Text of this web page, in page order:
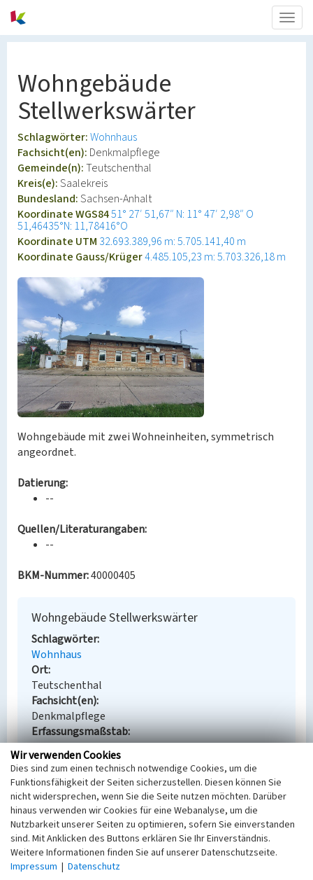
Wohngebäude
Stellwerkswärter
Schlagwörter:Wohnhaus
Fachsicht(en): Denkmalpflege
Gemeinde(n):Teutschenthal
Kreis(e):Saalekreis
Bundesland:Sachsen-Anhalt
Koordinate WGS8451° 27′ 51,67″ N: 11° 47′ 2,98″ O
51,46435°N: 11,78416°O
Koordinate UTM 32.693.389,96 m: 5.705.141,40 m
Koordinate Gauss/Krüger4.485.105,23 m: 5.703.326,18 m
Wohngebäude mit zwei Wohneinheiten, symmetrisch
angeordnet.
Datierung:
--
Quellen/Literaturangaben:
--
BKM-Nummer:40000405
Wohngebäude Stellwerkswärter
Schlagwörter
Wohnhaus
Ort
Teutschenthal
Fachsicht(en)
Denkmalpflege
Erfassungsmaßstab
Keine Angabe
Erfassungsmethode
Übernahme aus externer Fachdatenbank
Empfohlene Zitierweise
Urheberrechtlicher Hinweis
Wir verwenden Cookies
Dies sind zum einen technisch notwendige Cookies, um die
Funktionsfähigkeit der Seiten sicherzustellen. Diesen können Sie
nicht widersprechen, wenn Sie die Seite nutzen möchten. Darüber
hinaus verwenden wir Cookies für eine Webanalyse, um die
Nutzbarkeit unserer Seiten zu optimieren, sofern Sie einverstanden
sind. Mit Anklicken des Buttons erklären Sie Ihr Einverständnis.
Weitere Informationen finden Sie auf unserer Datenschutzseite.
Impressum | Datenschutz